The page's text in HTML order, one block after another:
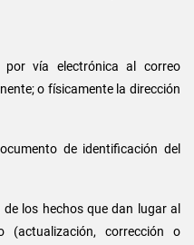
vía electrónica al correo
o físicamente la dirección
de identificación del
los hechos que dan lugar al
(actualización, corrección o